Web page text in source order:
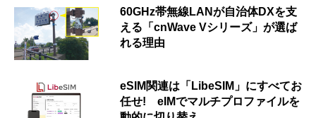
60GHz帯無線LANが自治体DXを支
える「cnWave Vシリーズ」が選ば
れる理由
eSIM関連は「LibeSIM」にすべてお
任せ! eIMでマルチプロファイルを